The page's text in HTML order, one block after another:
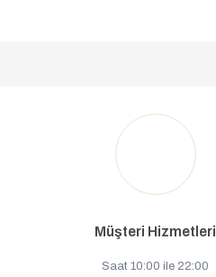
Müşteri Hizmetleri
Saat 10:00 ile 22:00